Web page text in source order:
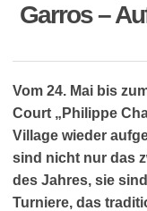
Garros –
Vom 24. Mai bis
Court „Philippe
Village wieder
sind nicht nur das
des Jahres, sie
Turniere, das